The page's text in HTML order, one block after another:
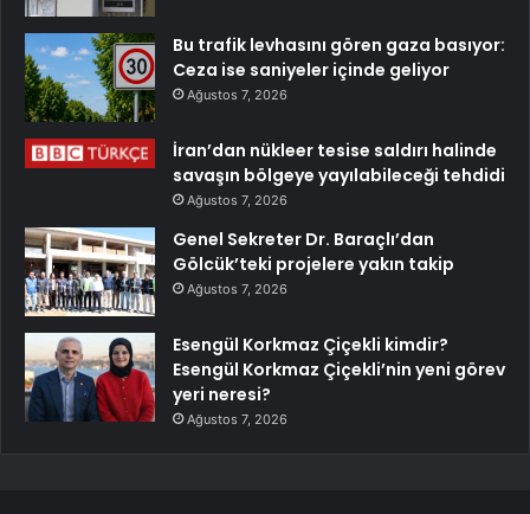
Bu trafik levhasını gören gaza basıyor:
Ceza ise saniyeler içinde geliyor
Ağustos 7, 2026
İran’dan nükleer tesise saldırı halinde
savaşın bölgeye yayılabileceği tehdidi
Ağustos 7, 2026
Genel Sekreter Dr. Baraçlı’dan
Gölcük’teki projelere yakın takip
Ağustos 7, 2026
Esengül Korkmaz Çiçekli kimdir?
Esengül Korkmaz Çiçekli’nin yeni görev
yeri neresi?
Ağustos 7, 2026